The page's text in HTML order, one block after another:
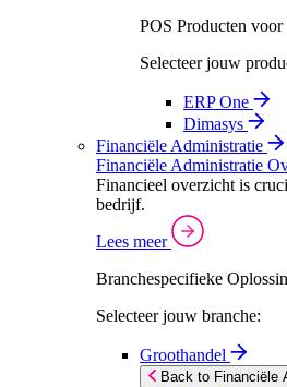
POS Producten
Selecteer jouw
ERP One
Dimasys
Financiële Administratie
Financiële Administratie
Financieel overzicht is
bedrijf.
Lees meer
Branchespecifieke
Selecteer jouw branche:
Groothandel
Back to Financiële